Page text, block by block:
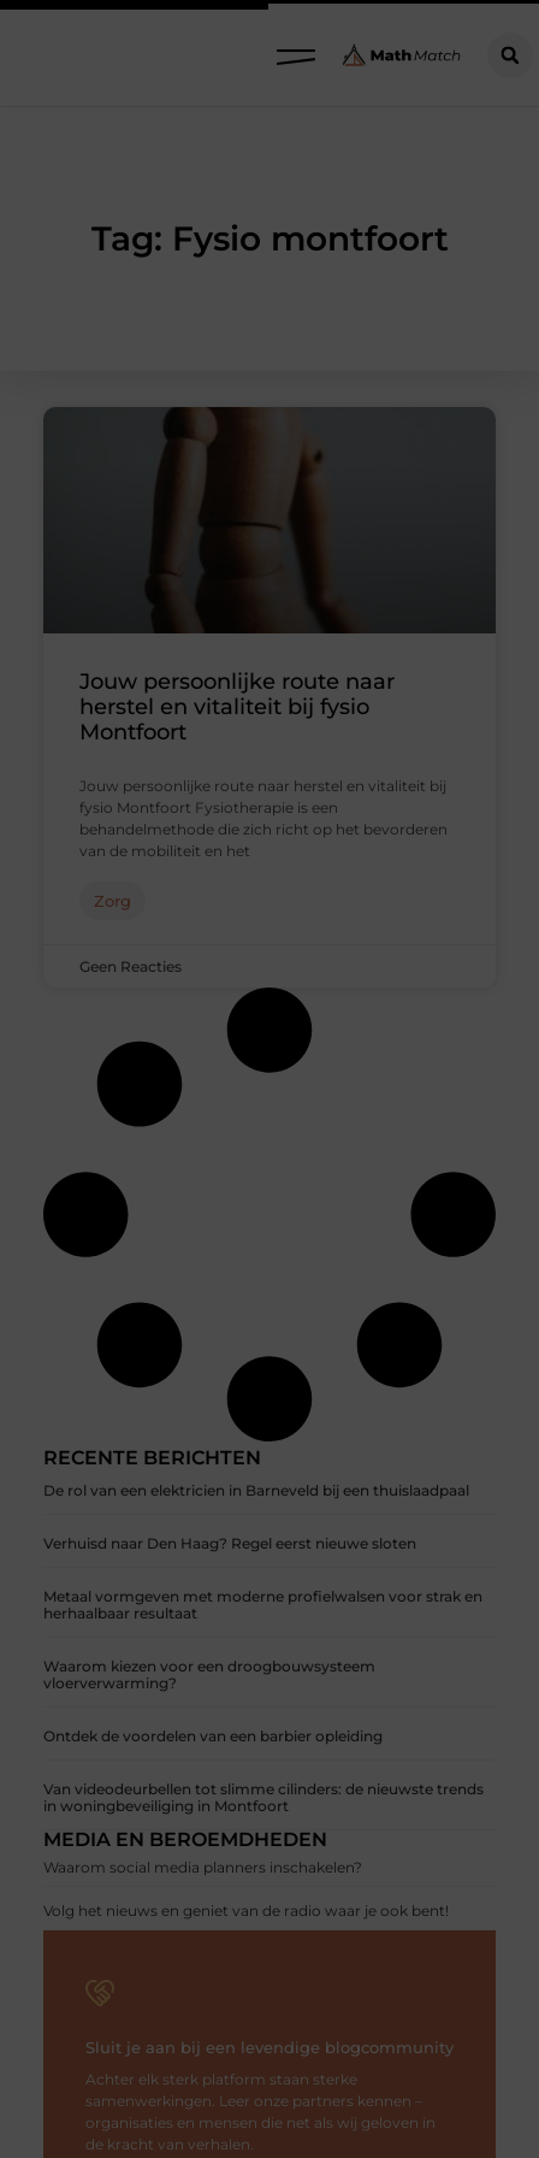
Tag: Fysio montfoort
RECENTE BERICHTEN
De rol van een elektricien in Barneveld bij een thuislaadpaal
Verhuisd naar Den Haag? Regel eerst nieuwe sloten
Metaal vormgeven met moderne profielwalsen voor strak en
herhaalbaar resultaat
Waarom kiezen voor een droogbouwsysteem
vloerverwarming?
Ontdek de voordelen van een barbier opleiding
Van videodeurbellen tot slimme cilinders: de nieuwste trends
in woningbeveiliging in Montfoort
MEDIA EN BEROEMDHEDEN
Waarom social media planners inschakelen?
Volg het nieuws en geniet van de radio waar je ook bent!
Sluit je aan bij een levendige blogcommunity
Achter elk sterk platform staan sterke
samenwerkingen. Leer onze partners kennen –
organisaties en mensen die net als wij geloven in
de kracht van verhalen.
Jouw persoonlijke route naar
herstel en vitaliteit bij fysio
Montfoort
Jouw persoonlijke route naar herstel en vitaliteit bij
fysio Montfoort Fysiotherapie is een
behandelmethode die zich richt op het bevorderen
van de mobiliteit en het
Zorg
Geen Reacties